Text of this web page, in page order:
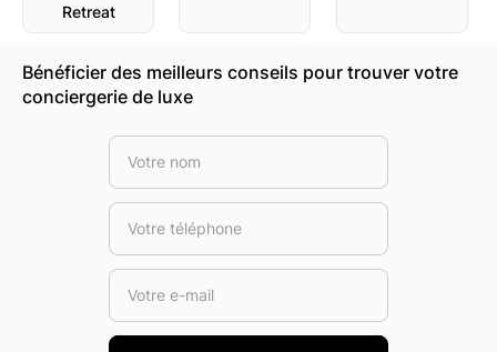
Retreat
Bénéficier des meilleurs conseils pour trouver votre
conciergerie de luxe